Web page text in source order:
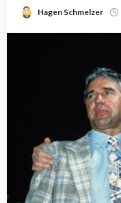
Hagen Schmelzer